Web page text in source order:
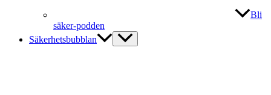
Bli
säker-podden
Säkerhetsbubblan